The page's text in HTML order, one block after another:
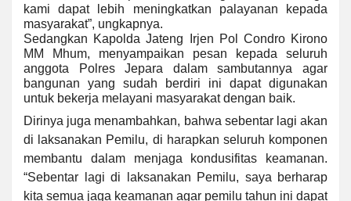
kami dapat lebih meningkatkan palayanan kepada
masyarakat”, ungkapnya.
Sedangkan Kapolda Jateng Irjen Pol Condro Kirono
MM Mhum, menyampaikan pesan kepada seluruh
anggota Polres Jepara dalam sambutannya agar
bangunan yang sudah berdiri ini dapat digunakan
untuk bekerja melayani masyarakat dengan baik.
Dirinya juga menambahkan, bahwa sebentar lagi akan
di laksanakan Pemilu, di harapkan seluruh komponen
membantu dalam menjaga kondusifitas keamanan.
“Sebentar lagi di laksanakan Pemilu, saya berharap
kita semua jaga keamanan agar pemilu tahun ini dapat